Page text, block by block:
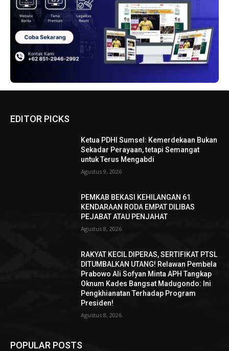
EDITOR PICKS
Ketua PDHI Sumsel: Kemerdekaan Bukan
Sekadar Perayaan, tetapi Semangat
untuk Terus Mengabdi
Agustus 9, 2026
PEMKAB BEKASI KEHILANGAN 61
KENDARAAN RODA EMPAT DILIBAS
PEJABAT ATAU PENJAHAT
Agustus 8, 2026
RAKYAT KECIL DIPERAS, SERTIFIKAT PTSL
DITUMBALKAN UTANG! Relawan Pembela
Prabowo Ali Sofyan Minta APH Tangkap
Oknum Kades Bangsat Madugondo: Ini
Pengkhianatan Terhadap Program
Presiden!
Agustus 8, 2026
POPULAR POSTS